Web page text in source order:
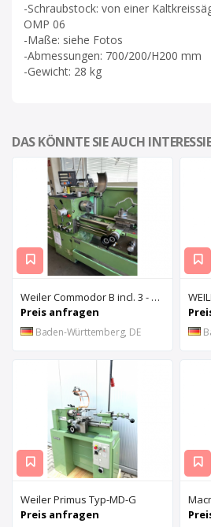
-Schraubstock: von einer
OMP 06
-Maße: siehe Fotos
-Abmessungen: 700/200/H200 mm
-Gewicht: 28 kg
DAS KÖNNTE SIE AUCH
Weiler Commodor B incl. 3 - Achs Digitalanzeige - GS - Kennung
Preis anfragen
Baden-Württemberg, DE
Weiler Primus Typ-MD-G
Preis anfragen